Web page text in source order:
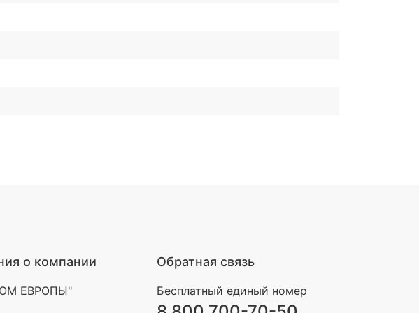
о компании
ЕВРОПЫ"
Обратная связь
Бесплатный единый номер